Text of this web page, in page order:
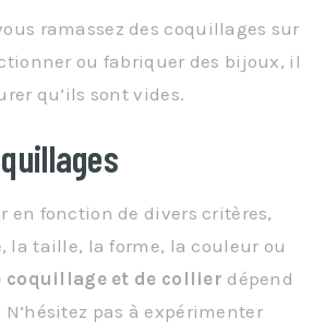
ramassez des coquillages sur
ou fabriquer des bijoux, il
qu’ils sont vides.
en fonction de divers critères,
la taille, la forme, la couleur ou
coquillage et de collier dépend
N’hésitez pas à expérimenter